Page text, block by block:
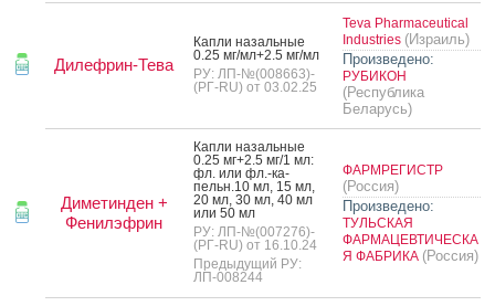
Дилефрин-Тева
Кап­ли на­заль­ные
0.25 мг/мл+2.5 мг/мл
РУ: ЛП-№(008663)-
(РГ-RU) от 03.02.25
Teva Pharmaceutical
Industries (Израиль)
Произведено:
РУБИКОН
(Республика
Беларусь)
Диметинден +
Фенилэфрин
Кап­ли на­заль­ные
0.25 мг+2.5 мг/1 мл:
фл. или фл.-ка­
пельн.10 мл, 15 мл,
20 мл, 30 мл, 40 мл
или 50 мл
РУ: ЛП-№(007276)-
(РГ-RU) от 16.10.24
Предыдущий РУ:
ЛП-008244
ФАРМРЕГИСТР
(Россия)
Произведено:
ТУЛЬСКАЯ
ФАРМАЦЕВТИЧЕСКА
Я ФАБРИКА (Россия)